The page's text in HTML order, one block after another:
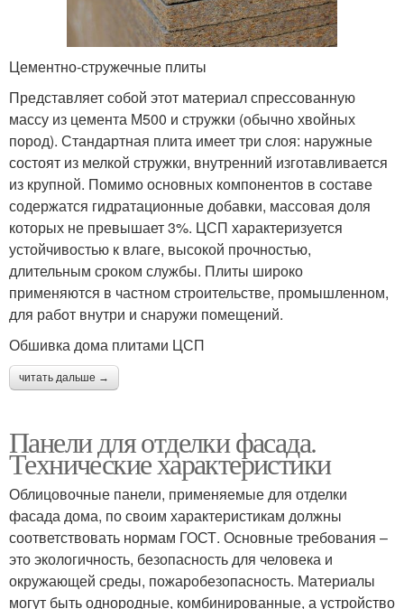
Цементно-стружечные плиты
Представляет собой этот материал спрессованную
массу из цемента М500 и стружки (обычно хвойных
пород). Стандартная плита имеет три слоя: наружные
состоят из мелкой стружки, внутренний изготавливается
из крупной. Помимо основных компонентов в составе
содержатся гидратационные добавки, массовая доля
которых не превышает 3%. ЦСП характеризуется
устойчивостью к влаге, высокой прочностью,
длительным сроком службы. Плиты широко
применяются в частном строительстве, промышленном,
для работ внутри и снаружи помещений.
Обшивка дома плитами ЦСП
читать дальше →
Панели для отделки фасада.
Технические характеристики
Облицовочные панели, применяемые для отделки
фасада дома, по своим характеристикам должны
соответствовать нормам ГОСТ. Основные требования –
это экологичность, безопасность для человека и
окружающей среды, пожаробезопасность. Материалы
могут быть однородные, комбинированные, а устройство